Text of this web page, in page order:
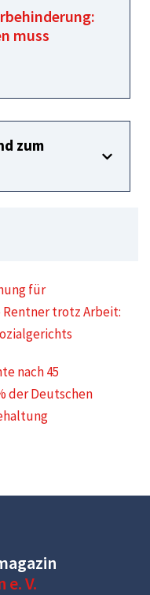
muss
zum
für
trotz Arbeit:
nach 45
der Deutschen
e. V.